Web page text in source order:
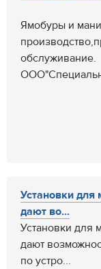
Ямобуры и
обслуживание.
Установки
дают во...
Установки для
дают
по устро...